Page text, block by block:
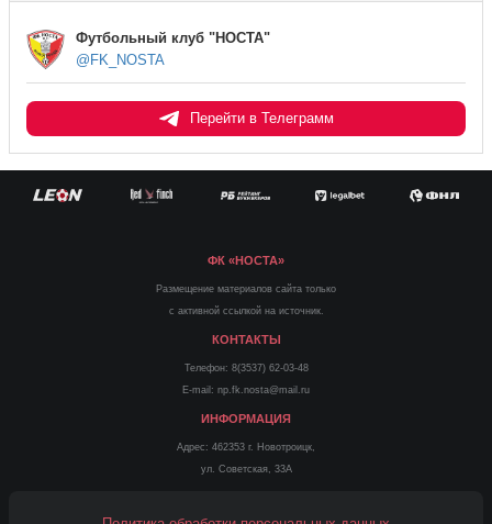
Футбольный клуб "НОСТА"
@FK_NOSTA
Перейти в Телеграмм
ФК «НОСТА»
Размещение материалов сайта только
с активной ссылкой на источник.
КОНТАКТЫ
Телефон: 8(3537) 62-03-48
E-mail: np.fk.nosta@mail.ru
ИНФОРМАЦИЯ
Адрес: 462353 г. Новотроицк,
ул. Советская, 33А